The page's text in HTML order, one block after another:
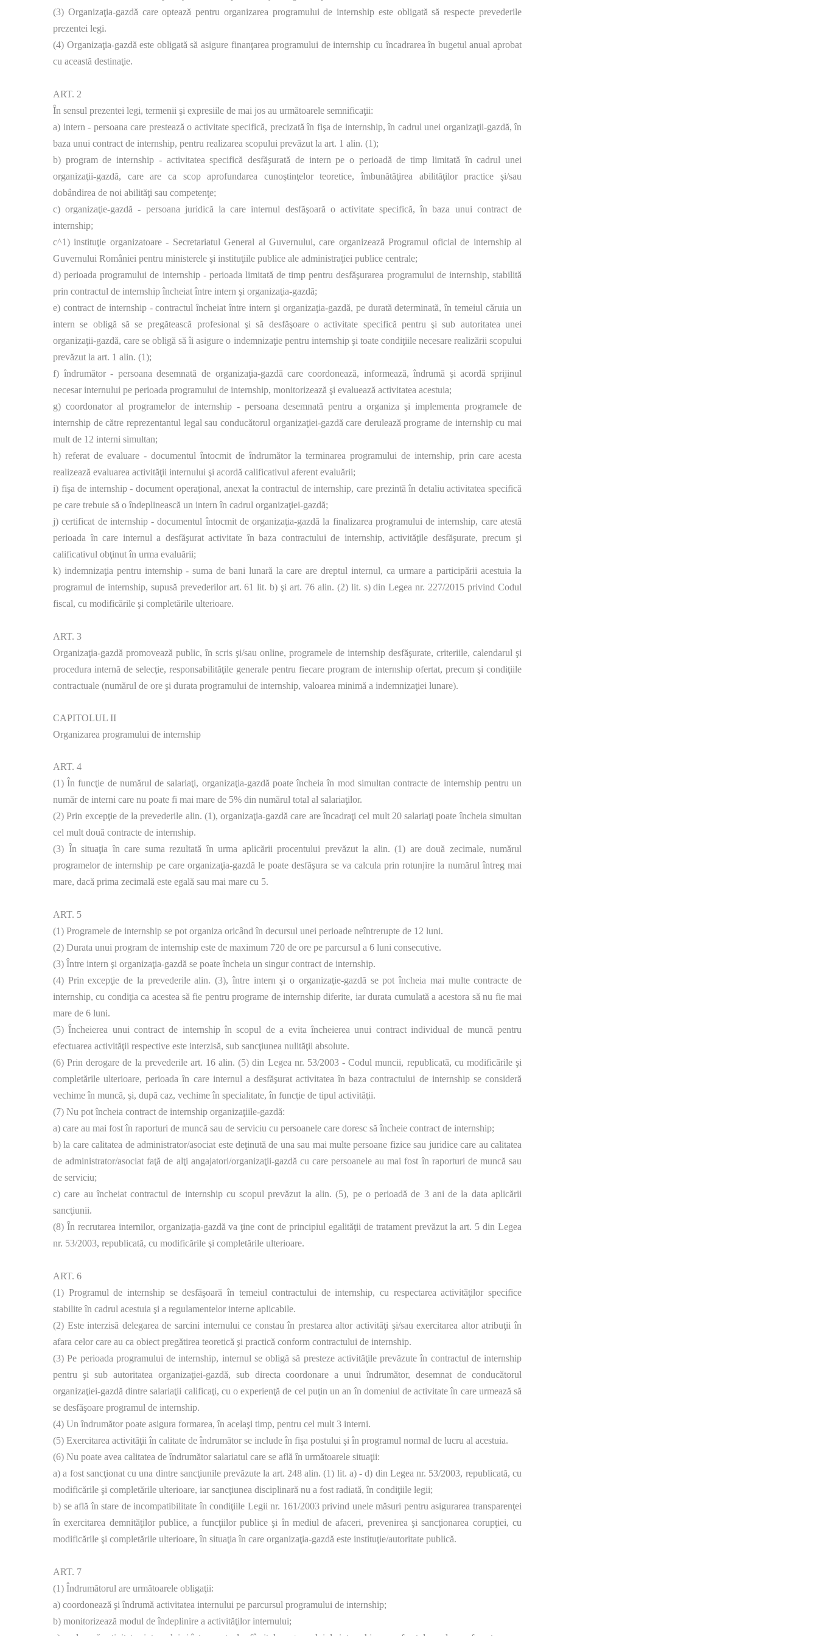
(3) Organizaţia-gazdă care optează pentru organizarea programului de internship este obligată să respecte prevederile
prezentei legi.
(4) Organizaţia-gazdă este obligată să asigure finanţarea programului de internship cu încadrarea în bugetul anual aprobat
cu această destinaţie.
ART. 2
În sensul prezentei legi, termenii şi expresiile de mai jos au următoarele semnificaţii:
a) intern - persoana care prestează o activitate specifică, precizată în fişa de internship, în cadrul unei organizaţii-gazdă, în
baza unui contract de internship, pentru realizarea scopului prevăzut la art. 1 alin. (1);
b) program de internship - activitatea specifică desfăşurată de intern pe o perioadă de timp limitată în cadrul unei
organizaţii-gazdă, care are ca scop aprofundarea cunoştinţelor teoretice, îmbunătăţirea abilităţilor practice şi/sau
dobândirea de noi abilităţi sau competenţe;
c) organizaţie-gazdă - persoana juridică la care internul desfăşoară o activitate specifică, în baza unui contract de
internship;
c^1) instituţie organizatoare - Secretariatul General al Guvernului, care organizează Programul oficial de internship al
Guvernului României pentru ministerele şi instituţiile publice ale administraţiei publice centrale;
d) perioada programului de internship - perioada limitată de timp pentru desfăşurarea programului de internship, stabilită
prin contractul de internship încheiat între intern şi organizaţia-gazdă;
e) contract de internship - contractul încheiat între intern şi organizaţia-gazdă, pe durată determinată, în temeiul căruia un
intern se obligă să se pregătească profesional şi să desfăşoare o activitate specifică pentru şi sub autoritatea unei
organizaţii-gazdă, care se obligă să îi asigure o indemnizaţie pentru internship şi toate condiţiile necesare realizării scopului
prevăzut la art. 1 alin. (1);
f) îndrumător - persoana desemnată de organizaţia-gazdă care coordonează, informează, îndrumă şi acordă sprijinul
necesar internului pe perioada programului de internship, monitorizează şi evaluează activitatea acestuia;
g) coordonator al programelor de internship - persoana desemnată pentru a organiza şi implementa programele de
internship de către reprezentantul legal sau conducătorul organizaţiei-gazdă care derulează programe de internship cu mai
mult de 12 interni simultan;
h) referat de evaluare - documentul întocmit de îndrumător la terminarea programului de internship, prin care acesta
realizează evaluarea activităţii internului şi acordă calificativul aferent evaluării;
i) fişa de internship - document operaţional, anexat la contractul de internship, care prezintă în detaliu activitatea specifică
pe care trebuie să o îndeplinească un intern în cadrul organizaţiei-gazdă;
j) certificat de internship - documentul întocmit de organizaţia-gazdă la finalizarea programului de internship, care atestă
perioada în care internul a desfăşurat activitate în baza contractului de internship, activităţile desfăşurate, precum şi
calificativul obţinut în urma evaluării;
k) indemnizaţia pentru internship - suma de bani lunară la care are dreptul internul, ca urmare a participării acestuia la
programul de internship, supusă prevederilor art. 61 lit. b) şi art. 76 alin. (2) lit. s) din Legea nr. 227/2015 privind Codul
fiscal, cu modificările şi completările ulterioare.
ART. 3
Organizaţia-gazdă promovează public, în scris şi/sau online, programele de internship desfăşurate, criteriile, calendarul şi
procedura internă de selecţie, responsabilităţile generale pentru fiecare program de internship ofertat, precum şi condiţiile
contractuale (numărul de ore şi durata programului de internship, valoarea minimă a indemnizaţiei lunare).
CAPITOLUL II
Organizarea programului de internship
ART. 4
(1) În funcţie de numărul de salariaţi, organizaţia-gazdă poate încheia în mod simultan contracte de internship pentru un
număr de interni care nu poate fi mai mare de 5% din numărul total al salariaţilor.
(2) Prin excepţie de la prevederile alin. (1), organizaţia-gazdă care are încadraţi cel mult 20 salariaţi poate încheia simultan
cel mult două contracte de internship.
(3) În situaţia în care suma rezultată în urma aplicării procentului prevăzut la alin. (1) are două zecimale, numărul
programelor de internship pe care organizaţia-gazdă le poate desfăşura se va calcula prin rotunjire la numărul întreg mai
mare, dacă prima zecimală este egală sau mai mare cu 5.
ART. 5
(1) Programele de internship se pot organiza oricând în decursul unei perioade neîntrerupte de 12 luni.
(2) Durata unui program de internship este de maximum 720 de ore pe parcursul a 6 luni consecutive.
(3) Între intern şi organizaţia-gazdă se poate încheia un singur contract de internship.
(4) Prin excepţie de la prevederile alin. (3), între intern şi o organizaţie-gazdă se pot încheia mai multe contracte de
internship, cu condiţia ca acestea să fie pentru programe de internship diferite, iar durata cumulată a acestora să nu fie mai
mare de 6 luni.
(5) Încheierea unui contract de internship în scopul de a evita încheierea unui contract individual de muncă pentru
efectuarea activităţii respective este interzisă, sub sancţiunea nulităţii absolute.
(6) Prin derogare de la prevederile art. 16 alin. (5) din Legea nr. 53/2003 - Codul muncii, republicată, cu modificările şi
completările ulterioare, perioada în care internul a desfăşurat activitatea în baza contractului de internship se consideră
vechime în muncă, şi, după caz, vechime în specialitate, în funcţie de tipul activităţii.
(7) Nu pot încheia contract de internship organizaţiile-gazdă:
a) care au mai fost în raporturi de muncă sau de serviciu cu persoanele care doresc să încheie contract de internship;
b) la care calitatea de administrator/asociat este deţinută de una sau mai multe persoane fizice sau juridice care au calitatea
de administrator/asociat faţă de alţi angajatori/organizaţii-gazdă cu care persoanele au mai fost în raporturi de muncă sau
de serviciu;
c) care au încheiat contractul de internship cu scopul prevăzut la alin. (5), pe o perioadă de 3 ani de la data aplicării
sancţiunii.
(8) În recrutarea internilor, organizaţia-gazdă va ţine cont de principiul egalităţii de tratament prevăzut la art. 5 din Legea
nr. 53/2003, republicată, cu modificările şi completările ulterioare.
ART. 6
(1) Programul de internship se desfăşoară în temeiul contractului de internship, cu respectarea activităţilor specifice
stabilite în cadrul acestuia şi a regulamentelor interne aplicabile.
(2) Este interzisă delegarea de sarcini internului ce constau în prestarea altor activităţi şi/sau exercitarea altor atribuţii în
afara celor care au ca obiect pregătirea teoretică şi practică conform contractului de internship.
(3) Pe perioada programului de internship, internul se obligă să presteze activităţile prevăzute în contractul de internship
pentru şi sub autoritatea organizaţiei-gazdă, sub directa coordonare a unui îndrumător, desemnat de conducătorul
organizaţiei-gazdă dintre salariaţii calificaţi, cu o experienţă de cel puţin un an în domeniul de activitate în care urmează să
se desfăşoare programul de internship.
(4) Un îndrumător poate asigura formarea, în acelaşi timp, pentru cel mult 3 interni.
(5) Exercitarea activităţii în calitate de îndrumător se include în fişa postului şi în programul normal de lucru al acestuia.
(6) Nu poate avea calitatea de îndrumător salariatul care se află în următoarele situaţii:
a) a fost sancţionat cu una dintre sancţiunile prevăzute la art. 248 alin. (1) lit. a) - d) din Legea nr. 53/2003, republicată, cu
modificările şi completările ulterioare, iar sancţiunea disciplinară nu a fost radiată, în condiţiile legii;
b) se află în stare de incompatibilitate în condiţiile Legii nr. 161/2003 privind unele măsuri pentru asigurarea transparenţei
în exercitarea demnităţilor publice, a funcţiilor publice şi în mediul de afaceri, prevenirea şi sancţionarea corupţiei, cu
modificările şi completările ulterioare, în situaţia în care organizaţia-gazdă este instituţie/autoritate publică.
ART. 7
(1) Îndrumătorul are următoarele obligaţii:
a) coordonează şi îndrumă activitatea internului pe parcursul programului de internship;
b) monitorizează modul de îndeplinire a activităţilor internului;